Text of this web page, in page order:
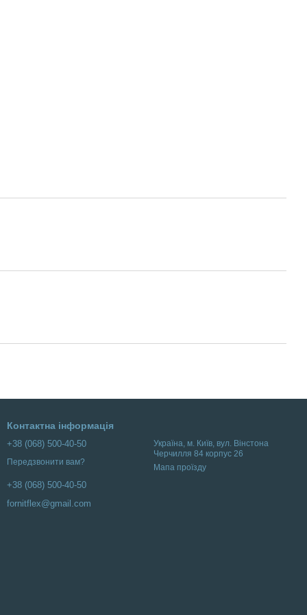
Контактна інформація
+38 (068) 500-40-50
Передзвонити вам?
+38 (068) 500-40-50
fornitflex@gmail.com
Українa, м. Київ, вул. Вінстона
Черчилля 84 корпус 26
Мапа проїзду